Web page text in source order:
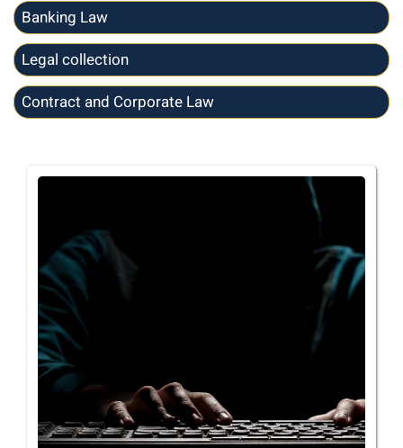
Banking Law
Legal collection
Contract and Corporate Law